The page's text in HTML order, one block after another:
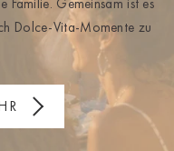
Familie. Gemeinsam ist es
Dolce-Vita-Momente zu